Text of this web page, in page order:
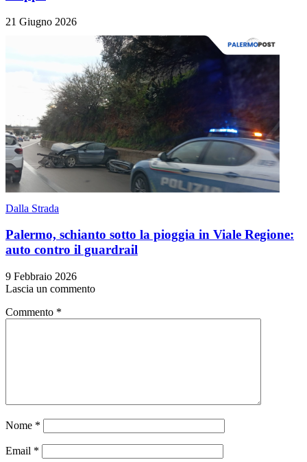
21 Giugno 2026
Dalla Strada
Palermo, schianto sotto la pioggia in Viale Regione:
auto contro il guardrail
9 Febbraio 2026
Lascia un commento
Commento *
Nome *
Email *